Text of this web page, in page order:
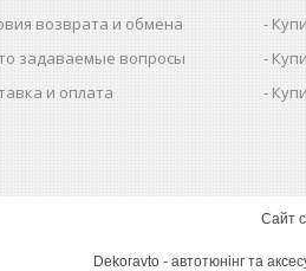
возврата и обмена
задаваемые вопросы
и оплата
Сайт